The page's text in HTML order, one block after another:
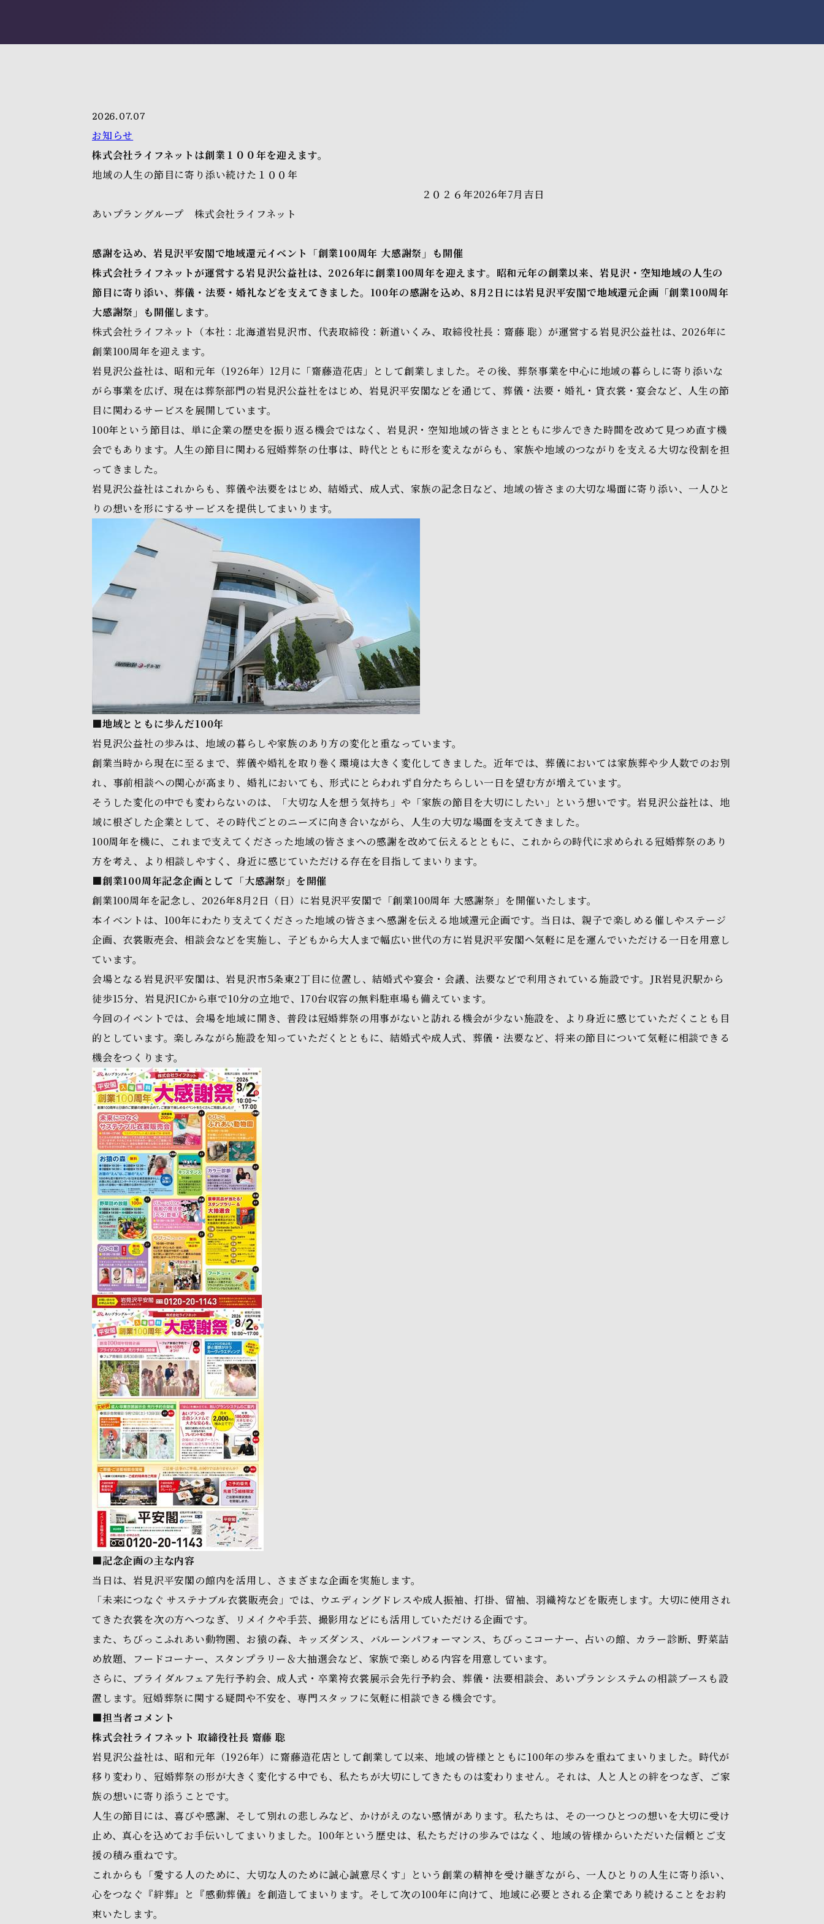
2026.07.07
お知らせ
株式会社ライフネットは創業１００年を迎えます。
地域の人生の節目に寄り添い続けた１００年
２０２６年2026年7月吉日
あいプラングループ 株式会社ライフネット
感謝を込め、岩見沢平安閣で地域還元イベント「創業100周年 大感謝祭」も開催
株式会社ライフネットが運営する岩見沢公益社は、2026年に創業100周年を迎えます。昭和元年の創業以来、岩見沢・空知地域の人生の
節目に寄り添い、葬儀・法要・婚礼などを支えてきました。100年の感謝を込め、8月2日には岩見沢平安閣で地域還元企画「創業100周年
大感謝祭」も開催します。
株式会社ライフネット（本社：北海道岩見沢市、代表取締役：新道いくみ、取締役社長：齋藤 聡）が運営する岩見沢公益社は、2026年に
創業100周年を迎えます。
岩見沢公益社は、昭和元年（1926年）12月に「齋藤造花店」として創業しました。その後、葬祭事業を中心に地域の暮らしに寄り添いな
がら事業を広げ、現在は葬祭部門の岩見沢公益社をはじめ、岩見沢平安閣などを通じて、葬儀・法要・婚礼・貸衣裳・宴会など、人生の節
目に関わるサービスを展開しています。
100年という節目は、単に企業の歴史を振り返る機会ではなく、岩見沢・空知地域の皆さまとともに歩んできた時間を改めて見つめ直す機
会でもあります。人生の節目に関わる冠婚葬祭の仕事は、時代とともに形を変えながらも、家族や地域のつながりを支える大切な役割を担
ってきました。
岩見沢公益社はこれからも、葬儀や法要をはじめ、結婚式、成人式、家族の記念日など、地域の皆さまの大切な場面に寄り添い、一人ひと
りの想いを形にするサービスを提供してまいります。
■地域とともに歩んだ100年
岩見沢公益社の歩みは、地域の暮らしや家族のあり方の変化と重なっています。
創業当時から現在に至るまで、葬儀や婚礼を取り巻く環境は大きく変化してきました。近年では、葬儀においては家族葬や少人数でのお別
れ、事前相談への関心が高まり、婚礼においても、形式にとらわれず自分たちらしい一日を望む方が増えています。
そうした変化の中でも変わらないのは、「大切な人を想う気持ち」や「家族の節目を大切にしたい」という想いです。岩見沢公益社は、地
域に根ざした企業として、その時代ごとのニーズに向き合いながら、人生の大切な場面を支えてきました。
100周年を機に、これまで支えてくださった地域の皆さまへの感謝を改めて伝えるとともに、これからの時代に求められる冠婚葬祭のあり
方を考え、より相談しやすく、身近に感じていただける存在を目指してまいります。
■創業100周年記念企画として「大感謝祭」を開催
創業100周年を記念し、2026年8月2日（日）に岩見沢平安閣で「創業100周年 大感謝祭」を開催いたします。
本イベントは、100年にわたり支えてくださった地域の皆さまへ感謝を伝える地域還元企画です。当日は、親子で楽しめる催しやステージ
企画、衣裳販売会、相談会などを実施し、子どもから大人まで幅広い世代の方に岩見沢平安閣へ気軽に足を運んでいただける一日を用意し
ています。
会場となる岩見沢平安閣は、岩見沢市5条東2丁目に位置し、結婚式や宴会・会議、法要などで利用されている施設です。JR岩見沢駅から
徒歩15分、岩見沢ICから車で10分の立地で、170台収容の無料駐車場も備えています。
今回のイベントでは、会場を地域に開き、普段は冠婚葬祭の用事がないと訪れる機会が少ない施設を、より身近に感じていただくことも目
的としています。楽しみながら施設を知っていただくとともに、結婚式や成人式、葬儀・法要など、将来の節目について気軽に相談できる
機会をつくります。
■記念企画の主な内容
当日は、岩見沢平安閣の館内を活用し、さまざまな企画を実施します。
「未来につなぐ サステナブル衣裳販売会」では、ウエディングドレスや成人振袖、打掛、留袖、羽織袴などを販売します。大切に使用され
てきた衣裳を次の方へつなぎ、リメイクや手芸、撮影用などにも活用していただける企画です。
また、ちびっこふれあい動物園、お猿の森、キッズダンス、バルーンパフォーマンス、ちびっこコーナー、占いの館、カラー診断、野菜詰
め放題、フードコーナー、スタンプラリー＆大抽選会など、家族で楽しめる内容を用意しています。
さらに、ブライダルフェア先行予約会、成人式・卒業袴衣裳展示会先行予約会、葬儀・法要相談会、あいプランシステムの相談ブースも設
置します。冠婚葬祭に関する疑問や不安を、専門スタッフに気軽に相談できる機会です。
■担当者コメント
株式会社ライフネット 取締役社長 齋藤 聡
岩見沢公益社は、昭和元年（1926年）に齋藤造花店として創業して以来、地域の皆様とともに100年の歩みを重ねてまいりました。時代が
移り変わり、冠婚葬祭の形が大きく変化する中でも、私たちが大切にしてきたものは変わりません。それは、人と人との絆をつなぎ、ご家
族の想いに寄り添うことです。
人生の節目には、喜びや感謝、そして別れの悲しみなど、かけがえのない感情があります。私たちは、その一つひとつの想いを大切に受け
止め、真心を込めてお手伝いしてまいりました。100年という歴史は、私たちだけの歩みではなく、地域の皆様からいただいた信頼とご支
援の積み重ねです。
これからも「愛する人のために、大切な人のために誠心誠意尽くす」という創業の精神を受け継ぎながら、一人ひとりの人生に寄り添い、
心をつなぐ『絆葬』と『感動葬儀』を創造してまいります。そして次の100年に向けて、地域に必要とされる企業であり続けることをお約
束いたします。